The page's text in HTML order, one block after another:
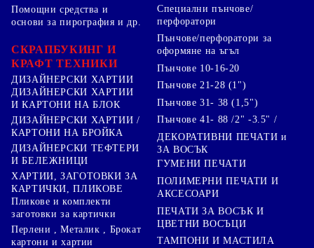
Помощни средства и
основи за пирография и др.
СКРАПБУКИНГ И
КРАФТ ТЕХНИКИ
ДИЗАЙНЕРСКИ ХАРТИИ
ДИЗАЙНЕРСКИ ХАРТИИ
И КАРТОНИ НА БЛОК
ДИЗАЙНЕРСКИ ХАРТИИ /
КАРТОНИ НА БРОЙКА
ДИЗАЙНЕРСКИ ТЕФТЕРИ
И БЕЛЕЖНИЦИ
ХАРТИИ, ЗАГОТОВКИ ЗА
КАРТИЧКИ, ПЛИКОВЕ
Пликове и комплекти
заготовки за картички
Перлени , Металик , Брокат
картони и хартии
Специални пънчове/
перфоратори
Пънчове/перфоратори за
оформяне на ъгъл
Пънчове 10-16-20
Пънчове 21-28 (1")
Пънчове 31- 38 (1,5")
Пънчове 41- 88 /2" -3.5" /
ДЕКОРАТИВНИ ПЕЧАТИ и
ЗА ВОСЪК
ГУМЕНИ ПЕЧАТИ
ПОЛИМЕРНИ ПЕЧАТИ И
АКСЕСОАРИ
ПЕЧАТИ ЗА ВОСЪК И
ЦВЕТНИ ВОСЪЦИ
ТАМПОНИ И МАСТИЛА